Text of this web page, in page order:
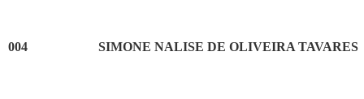
004 SIMONE NALISE DE OLIVEIRA TAVARES